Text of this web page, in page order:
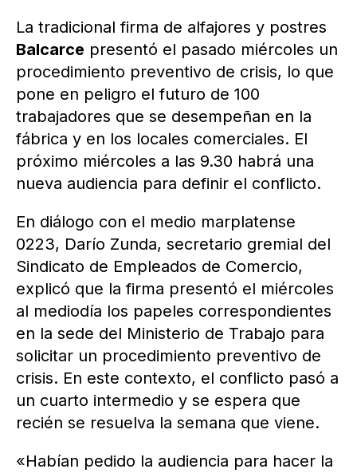
La tradicional firma de alfajores y postres
Balcarce presentó el pasado miércoles un
procedimiento preventivo de crisis, lo que
pone en peligro el futuro de 100
trabajadores que se desempeñan en la
fábrica y en los locales comerciales. El
próximo miércoles a las 9.30 habrá una
nueva audiencia para definir el conflicto.
En diálogo con el medio marplatense
0223, Darío Zunda, secretario gremial del
Sindicato de Empleados de Comercio,
explicó que la firma presentó el miércoles
al mediodía los papeles correspondientes
en la sede del Ministerio de Trabajo para
solicitar un procedimiento preventivo de
crisis. En este contexto, el conflicto pasó a
un cuarto intermedio y se espera que
recién se resuelva la semana que viene.
«Habían pedido la audiencia para hacer la